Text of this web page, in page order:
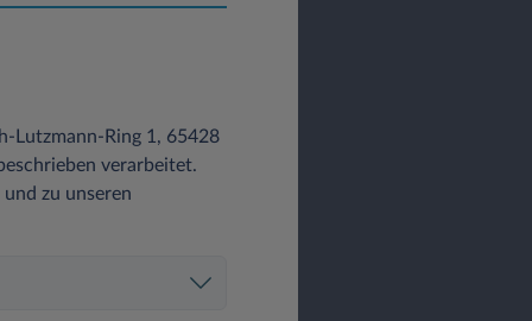
Lutzmann-Ring 1, 65428
verarbeitet.
zu unseren